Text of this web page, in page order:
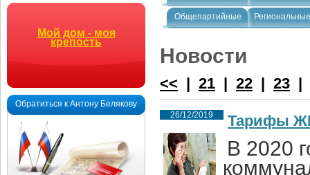
Мой дом - моя
крепость
Обратиться к Антону Белякову
Общепартийные Региональные
Новости
<< | 21 | 22 | 23 |
26/12/2019 Тарифы
В 2020